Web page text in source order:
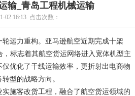
输_青岛工程机械运输
02 16:13 点击次数：
运力重构。亚马逊航空近期完成十架
，标志着其航空货运网络进入宽体机型主
优化了干线运输效率，更折射出电商物
型的战略方向。
施客改货工程，融合了航空货运领域的